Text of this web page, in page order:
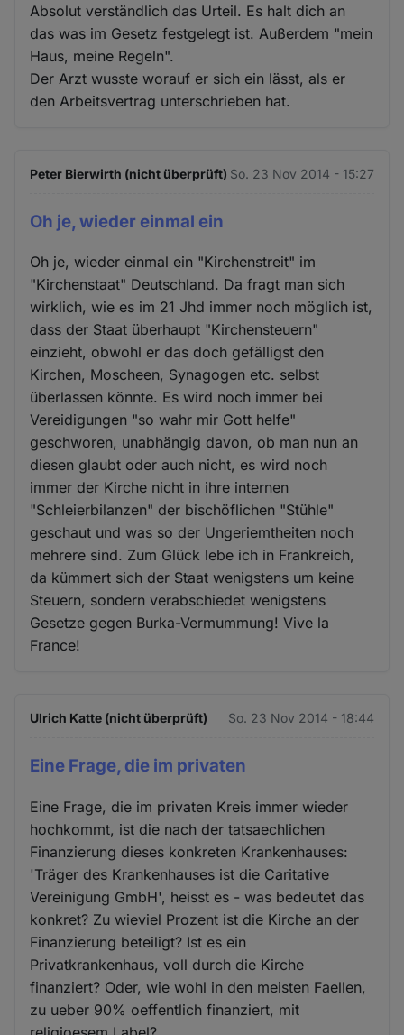
Absolut verständlich das Urteil. Es halt dich an
das was im Gesetz festgelegt ist. Außerdem "mein
Haus, meine Regeln".
Der Arzt wusste worauf er sich ein lässt, als er
den Arbeitsvertrag unterschrieben hat.
Peter Bierwirth (nicht überprüft) So. 23 Nov 2014 - 15:27
Oh je, wieder einmal ein
Oh je, wieder einmal ein "Kirchenstreit" im
"Kirchenstaat" Deutschland. Da fragt man sich
wirklich, wie es im 21 Jhd immer noch möglich ist,
dass der Staat überhaupt "Kirchensteuern"
einzieht, obwohl er das doch gefälligst den
Kirchen, Moscheen, Synagogen etc. selbst
überlassen könnte. Es wird noch immer bei
Vereidigungen "so wahr mir Gott helfe"
geschworen, unabhängig davon, ob man nun an
diesen glaubt oder auch nicht, es wird noch
immer der Kirche nicht in ihre internen
"Schleierbilanzen" der bischöflichen "Stühle"
geschaut und was so der Ungeriemtheiten noch
mehrere sind. Zum Glück lebe ich in Frankreich,
da kümmert sich der Staat wenigstens um keine
Steuern, sondern verabschiedet wenigstens
Gesetze gegen Burka-Vermummung! Vive la
France!
Ulrich Katte (nicht überprüft) So. 23 Nov 2014 - 18:44
Eine Frage, die im privaten
Eine Frage, die im privaten Kreis immer wieder
hochkommt, ist die nach der tatsaechlichen
Finanzierung dieses konkreten Krankenhauses:
'Träger des Krankenhauses ist die Caritative
Vereinigung GmbH', heisst es - was bedeutet das
konkret? Zu wieviel Prozent ist die Kirche an der
Finanzierung beteiligt? Ist es ein
Privatkrankenhaus, voll durch die Kirche
finanziert? Oder, wie wohl in den meisten Faellen,
zu ueber 90% oeffentlich finanziert, mit